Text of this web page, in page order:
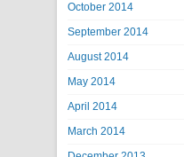
October 2014
September 2014
August 2014
May 2014
April 2014
March 2014